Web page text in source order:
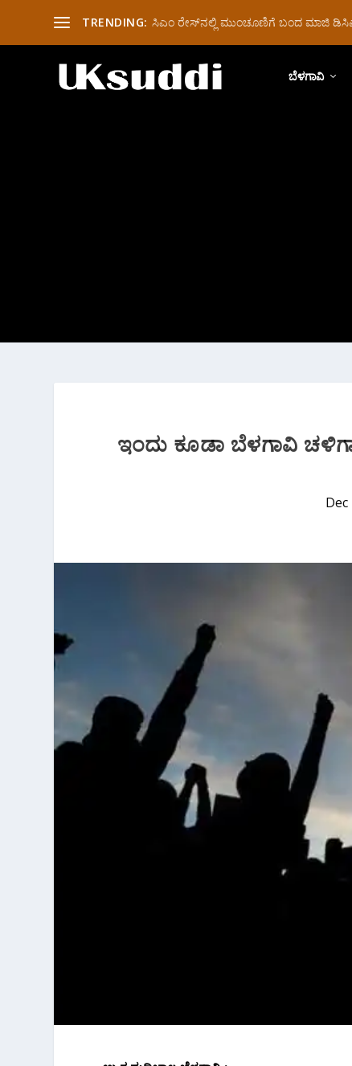
TRENDING: ಸಿಎಂ ರೇಸ್‌ನಲ್ಲಿ ಮುಂಚೂಣಿಗೆ ಬಂದ ಮಾಜಿ
ಬೆಳಗಾವಿ
ಇಂದು ಕೂಡಾ ಬೆಳಗಾವಿ
Dec